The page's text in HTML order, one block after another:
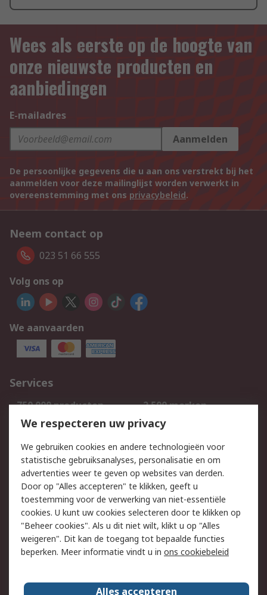
Wees als eerste op de hoogte van
onze nieuwste producten en
aanbiedingen
E-mailadres
Aanmelden
De persoonlijke gegevens die u aan ons verstrekt bij het
aanmelden voor deze mailinglijst worden verwerkt in
overeenstemming met ons privacybeleid.
Neem contact op
023 51 66 555
Volg ons op
We aanvaarden
Services
750.000 producten
2.500 merken
Bestellen
Inkoopoplossingen
Track & Trace
Wettelijk
Cookiebeleid
Email veiligheid
Privacybeleid
Websitevoorwaarden
Algemene
verkoopvoorwaarden
Over RS
We respecteren uw privacy
We gebruiken cookies en andere technologieën voor
statistische gebruiksanalyses, personalisatie en om
advertenties weer te geven op websites van derden.
Door op "Alles accepteren" te klikken, geeft u
toestemming voor de verwerking van niet-essentiële
cookies. U kunt uw cookies selecteren door te klikken op
"Beheer cookies". Als u dit niet wilt, klikt u op "Alles
weigeren". Dit kan de toegang tot bepaalde functies
beperken. Meer informatie vindt u in ons cookiebeleid
Alles accepteren